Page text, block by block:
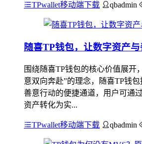
TPwallet移动端下载 qbadmin
随喜TP钱包，让数字资产
围绕随喜TP钱包的核心价值展开
意双向奔赴”的理念，随喜TP钱
善意行动的便捷通道，用户可通
资产转化为实...
TPwallet移动端下载 qbadmin